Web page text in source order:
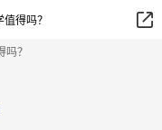
得吗？
？